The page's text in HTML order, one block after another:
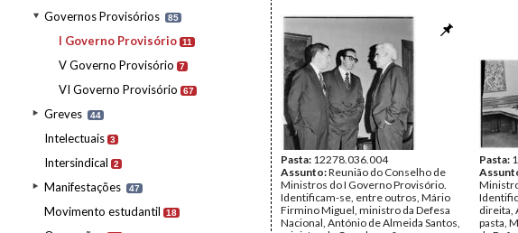
Governos Provisórios 85
I Governo Provisório 11
V Governo Provisório 7
VI Governo Provisório 67
Greves 44
Intelectuais 3
Intersindical 2
Manifestações 47
Movimento estudantil 18
Pasta: 12278.036.004
Assunto:Reunião do Conselho de
Ministros do I Governo Provisório.
Identificam-se, entre outros, Mário
Firmino Miguel, ministro da Defesa
Nacional, António de Almeida Santos,
Pasta:
direita,
pasta,